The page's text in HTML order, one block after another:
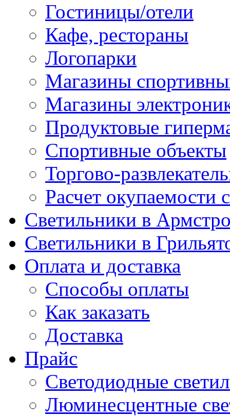
Гостиницы/отели
Кафе, рестораны
Логопарки
Магазины
Магазины
Продуктовые
Спортивные объекты
Торгово-
Расчет окупаемости
Светильники в
Светильники в
Оплата и доставка
Способы оплаты
Как заказать
Доставка
Прайс
Светодиодные
Люминесцентные